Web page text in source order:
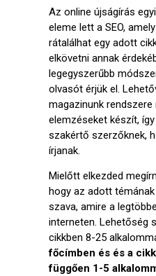
Az online újságírás
eleme lett a SEO,
rátalálhat egy adott
elkövetni annak
legegyszerűbb
olvasót érjük el.
magazinunk
elemzéseket készít,
szakértő szerzőknek,
írjanak.
Mielőtt elkezded
hogy az adott
szava, amire a
interneten. Lehetőség
cikkben 8-25
főcímben és és a
függően 1-5